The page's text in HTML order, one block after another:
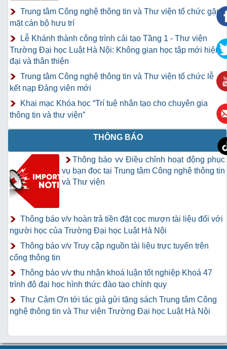
Trung tâm Công nghệ thông tin và Thư viện tổ chức gặp
mặt cán bộ hưu trí
Lễ Khánh thành công trình cải tạo Tầng 1 - Thư viện
Trường Đại học Luật Hà Nội: Không gian học tập mới hiện
đại và thân thiện
Trung tâm Công nghệ thông tin và Thư viện tổ chức lễ
kết nạp Đảng viên mới
Khai mạc Khóa học “Trí tuệ nhân tạo cho chuyên gia
thông tin và thư viện”
THÔNG BÁO
Thông báo vv Điều chỉnh hoạt động phục
vụ bạn đọc tại Trung tâm Công nghệ thông tin
và Thư viện
Thông báo v/v hoàn trả tiền đặt cọc mượn tài liệu đối với
người học của Trường Đại học Luật Hà Nội
Thông báo v/v Truy cập nguồn tài liệu trực tuyến trên
cổng thông tin
Thông báo v/v thu nhận khoá luận tốt nghiệp Khoá 47
trình độ đại học hình thức đào tạo chính quy
Thư Cảm Ơn tới tác giả gửi tặng sách Trung tâm Công
nghệ thông tin và Thư viện Trường Đại học Luật Hà Nội